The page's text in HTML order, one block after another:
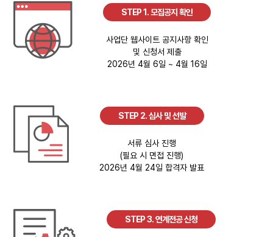
STEP 1. 모집공지 확인
사업단 웹사이트 공지사항 확인
및 신청서 제출
2026년 4월 6일 ~ 4월 16일
STEP 2. 심사 및 선발
서류 심사 진행
(필요 시 면접 진행)
2026년 4월 24일 합격자 발표
STEP 3. 연계전공 신청